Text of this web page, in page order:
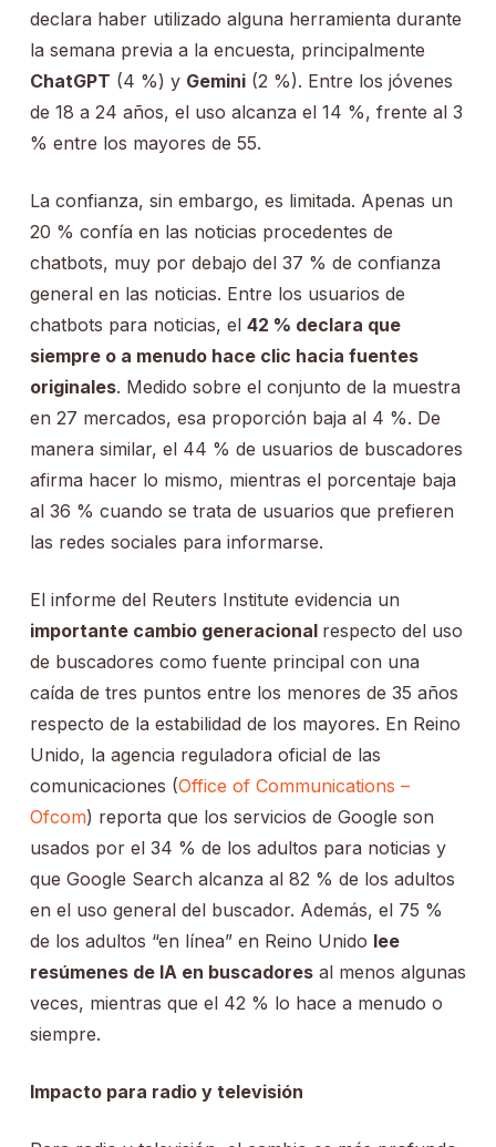
declara haber utilizado alguna herramienta durante
la semana previa a la encuesta, principalmente
ChatGPT (4 %) y Gemini(2 %). Entre los jóvenes
de 18 a 24 años, el uso alcanza el 14 %, frente al 3
% entre los mayores de 55.
La confianza, sin embargo, es limitada. Apenas un
20 % confía en las noticias procedentes de
chatbots, muy por debajo del 37 % de confianza
general en las noticias. Entre los usuarios de
chatbots para noticias, el 42 % declara que
siempre o a menudo hace clic hacia fuentes
originales. Medido sobre el conjunto de la muestra
en 27 mercados, esa proporción baja al 4 %. De
manera similar, el 44 % de usuarios de buscadores
afirma hacer lo mismo, mientras el porcentaje baja
al 36 % cuando se trata de usuarios que prefieren
las redes sociales para informarse.
El informe del Reuters Institute evidencia un
importante cambio generacional respecto del uso
de buscadores como fuente principal con una
caída de tres puntos entre los menores de 35 años
respecto de la estabilidad de los mayores. En Reino
Unido, la agencia reguladora oficial de las
comunicaciones (Office of Communications –
Ofcom) reporta que los servicios de Google son
usados por el 34 % de los adultos para noticias y
que Google Search alcanza al 82 % de los adultos
en el uso general del buscador. Además, el 75 %
de los adultos “en línea” en Reino Unido lee
resúmenes de IA en buscadoresal menos algunas
veces, mientras que el 42 % lo hace a menudo o
siempre.
Impacto para radio y televisión